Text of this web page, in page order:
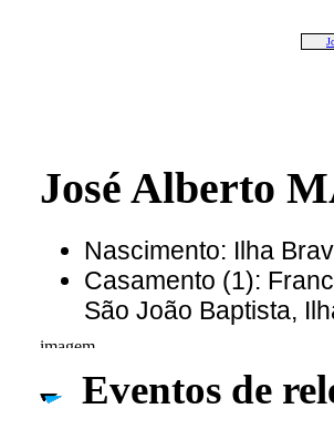
José Alberto
Nascimento: Ilha
Casamento (1):
São João Baptista,
Eventos de